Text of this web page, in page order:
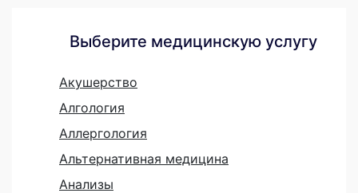
Выберите медицинскую услугу
Акушерство
Алгология
Аллергология
Альтернативная медицина
Анализы